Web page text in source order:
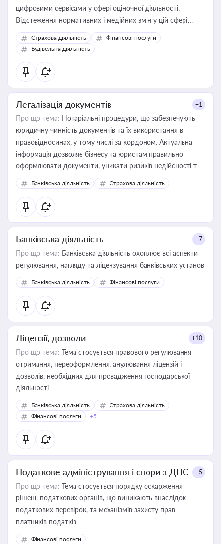
цифровими сервісами у сфері оціночної діяльності.
Відстеження нормативних і медійних змін у цій сфері
корисне для власника бізнесу, керівника, юриста або
бухгалтера під час оподаткування, приватизації, оренди
державного майна, корпоративних угод і перевірки
статусу суб'єктів оціночної діяльності
Страхова діяльність
Фінансові послуги
Будівельна діяльність
Легалізація документів +1
Про що тема: Нотаріальні процедури, що забезпечують
юридичну чинність документів та їх використання в
правовідносинах, у тому числі за кордоном. Актуальна
інформація дозволяє бізнесу та юристам правильно
оформлювати документи, уникати ризиків недійсності та
забезпечувати їх належне прийняття органами влади та
контрагентами
Банківська діяльність Страхова діяльність
Банківська діяльність +7
Про що тема: Банківська діяльність охоплює всі аспекти
регулювання, нагляду та ліцензування банківських установ
Банківська діяльність Фінансові послуги
Ліцензії, дозволи +10
Про що тема: Тема стосується правового регулювання
отримання, переоформлення, анулювання ліцензій і
дозволів, необхідних для провадження господарської
діяльності
Банківська діяльність
Страхова діяльність
Фінансові послуги
+5
Податкове адміністрування і спори з ДПС +5
Про що тема: Тема стосується порядку оскарження
рішень податкових органів, що виникають внаслідок
податкових перевірок, та механізмів захисту прав
платників податків
Фінансові послуги